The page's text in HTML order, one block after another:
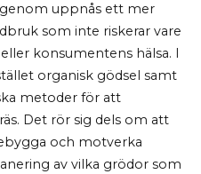
uppnås ett mer
som inte riskerar vare
konsumentens hälsa. I
organisk gödsel samt
metoder för att
Det rör sig dels om att
och motverka
av vilka grödor som